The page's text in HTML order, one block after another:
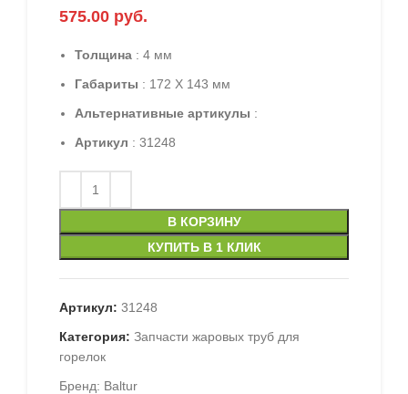
575.00 руб.
Толщина : 4 мм
Габариты : 172 X 143 мм
Альтернативные артикулы :
Артикул : 31248
В КОРЗИНУ
КУПИТЬ В 1 КЛИК
Артикул: 31248
Категория: Запчасти жаровых труб для
горелок
Бренд: Baltur